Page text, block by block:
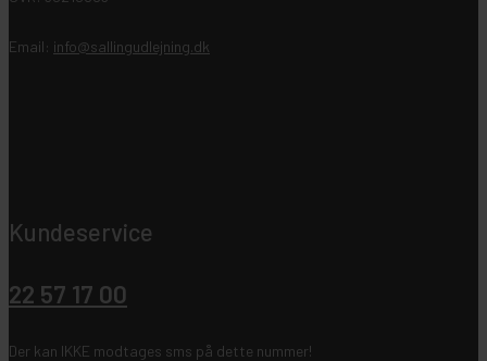
Email: info@sallingudlejning.dk
Kundeservice
22 57 17 00
Der kan IKKE modtages sms på dette nummer!